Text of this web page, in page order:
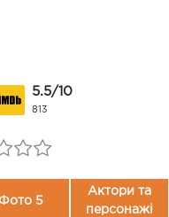
5.5/10
813
5
Актори та
персонажі